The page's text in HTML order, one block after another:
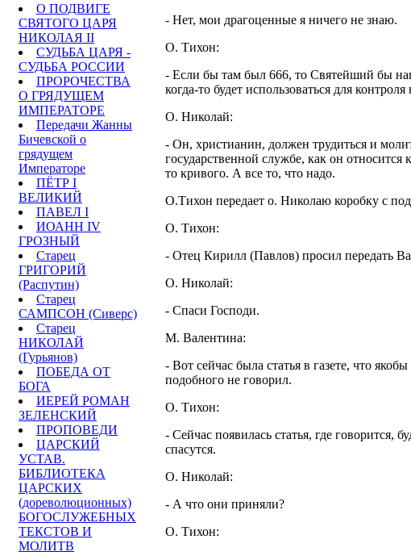
О ПОДВИГЕ
СВЯТОГО ЦАРЯ
НИКОЛАЯ II
СУДЬБА ЦАРЯ -
СУДЬБА РОССИИ
ПРОРОЧЕСТВА
О ГРЯДУЩЕМ
ИМПЕРАТОРЕ
Передачи Жанны
Бичевской о
грядущем
Императоре
ПЁТР I
ВЕЛИКИЙ
ПАВЕЛ I
ИОАНН IV
ГРОЗНЫЙ
Старец
ГРИГОРИЙ
(Распутин)
Старец
САМПСОН (Сиверс)
Старец
НИКОЛАЙ
(Гурьянов)
ПОБЕДА ОТ
БОГА
ИЕРЕЙ РОМАН
ЗЕЛЕНСКИЙ
ПРОПОВЕДИ
ЦАРСКИЙ
УСТАВ.
БИБЛИОТЕКА
ЦАРСКИХ
(дореволюционных)
БОГОСЛУЖЕБНЫХ
ТЕКСТОВ И
МОЛИТВ
- Нет, мои драгоценные я ничего не знаю.
О. Тихон:
- Если бы там был 666, то Святейший бы
когда-то будет использоваться для
О. Николай:
- Он, христианин, должен трудиться и
государственной службе, как он относится
то кривого. А все то, что надо.
О.Тихон передает о. Николаю коробку с
О. Тихон:
- Отец Кирилл (Павлов) просил передать
О. Николай:
- Спаси Господи.
М. Валентина:
- Вот сейчас была статья в газете, что
подобного не говорил.
О. Тихон:
- Сейчас появилась статья, где
спасутся.
О. Николай:
- А что они приняли?
О. Тихон: